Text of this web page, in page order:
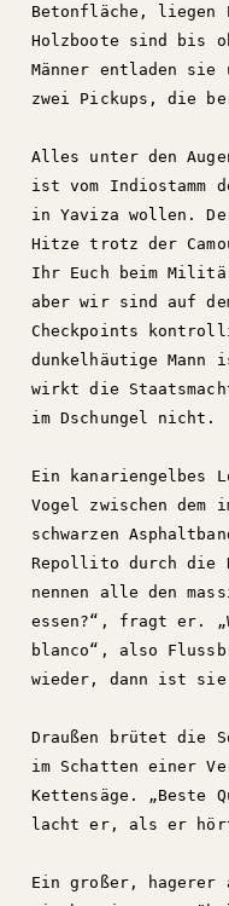
Betonfläche, liegen
Holzboote sind bis
Männer entladen sie
zwei Pickups, die
Alles unter den
ist vom Indiostamm
in Yaviza wollen.
Hitze trotz der
Ihr Euch beim
aber wir sind auf
Checkpoints
dunkelhäutige
wirkt die
im Dschungel nicht.
Ein kanariengelbes
Vogel zwischen dem
schwarzen
Repollito durch die
nennen alle den
essen?“, fragt er.
blanco“, also
wieder, dann ist
Draußen brütet die
im Schatten einer
Kettensäge. „Beste
lacht er, als er hört,
Ein großer, hagerer